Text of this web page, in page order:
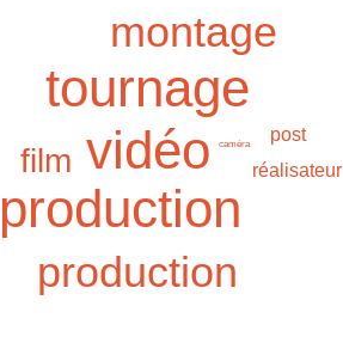
vidéo
tournage
production
montage
production
film réalisateur
post
caméra